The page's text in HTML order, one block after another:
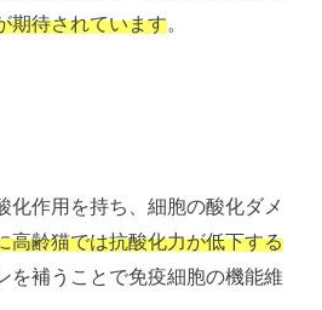
期待されています。
化作用を持ち、細胞の酸化ダメ
高齢猫では抗酸化力が低下する
を補うことで免疫細胞の機能維